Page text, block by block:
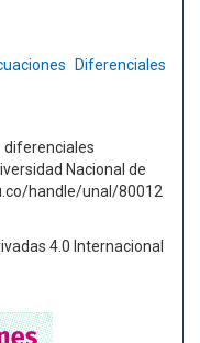
Diferenciales
diferenciales
Nacional de
handle/unal/80012
4.0 Internacional